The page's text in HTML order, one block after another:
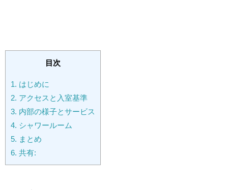
目次
1. はじめに
2. アクセスと入室基準
3. 内部の様子とサービス
4. シャワールーム
5. まとめ
6. 共有: